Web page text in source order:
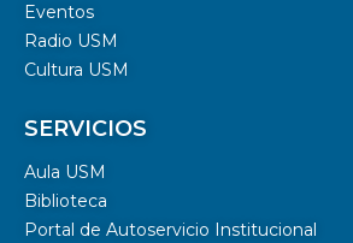
Eventos
Radio USM
Cultura USM
SERVICIOS
Aula USM
Biblioteca
Portal de Autoservicio Institucional